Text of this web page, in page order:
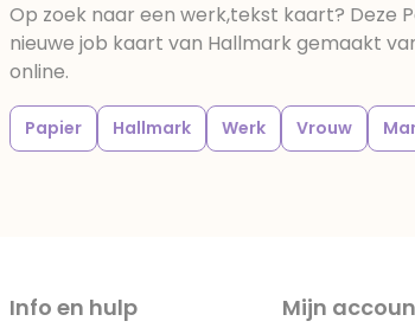
Op zoek naar een werk,tekst kaart? Deze
nieuwe job kaart van Hallmark gemaakt
online.
Papier Hallmark Werk Vrouw
Info en hulp Mijn